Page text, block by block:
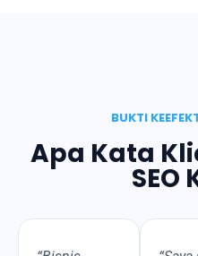
BUKTI
Apa Kata
SEO